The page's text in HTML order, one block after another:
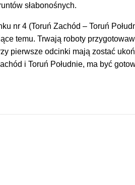
słabonośnych.
nr 4 (Toruń Zachód – Toruń
temu. Trwają roboty
pierwsze odcinki mają zostać
i Toruń Południe, ma być